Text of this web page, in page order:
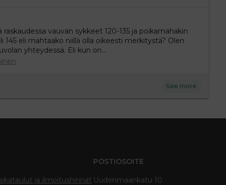
vauvan sykkeet 120-135 ja poikamahakin
eli mahtaako niillä olla oikeesti merkitystä? Olen
yhteydessä. Eli kun on...
See more
ja ilmoitushinnat
POSTIOSOITE
Uudenmaankatu 10